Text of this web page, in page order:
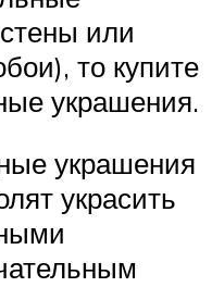
или
то купите
украшения.
украшения
украсить